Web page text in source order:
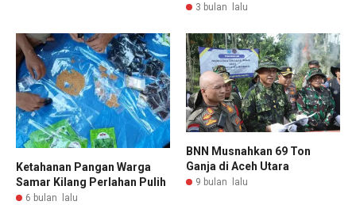
3 bulan lalu
Ketahanan Pangan Warga
Samar Kilang Perlahan Pulih
6 bulan lalu
BNN Musnahkan 69 Ton
Ganja di Aceh Utara
9 bulan lalu